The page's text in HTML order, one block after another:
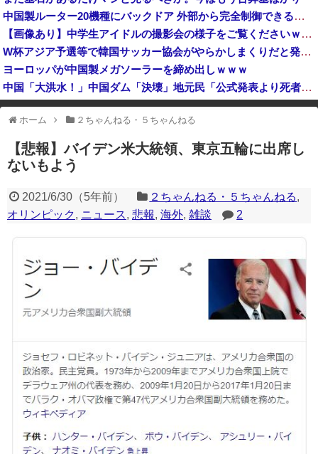
【悲報】日本の歴史、ついに『崩壊』してしまう・・・・・
中国製ルーター20機種にバックドア 外部から完全制御できる機能が仕込まれていた
【画像あり】中学生アイドルの撮影会の様子をご覧くださいｗｗｗ
W杯アジア予選等で韓国サッカー協会がやらかしまくりだと発覚、「いきなり共同開催になったしな」と日韓共催の件に言及する声も……
ヨーロッパが中国製メガソーラーを締め出しｗｗｗ
中国「大洪水！」中国ダム「決壊」地元民「公式発表より死者多い！」中国政府「住民拘束！（安否不明」中国当局「救助隊動画も削除」台風13号「三峡ダム接近中」→
韓国型イージス搭載の次世代駆逐艦「KDDX」1番艦…2032年竣工と公示！
一部のコンテンツが表示されなくなったり、サイト全体のレイアウトが崩れ
たりする場合があります。
ホーム ２ちゃんねる・５ちゃんねる
【悲報】バイデン米大統領、東京五輪に出席し
ないもよう
2021/6/30（5年前） ２ちゃんねる・５ちゃんねる,
オリンピック, ニュース, 悲報, 海外, 雑談 2